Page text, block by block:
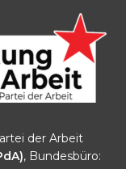
der Arbeit
, Bundesbüro: